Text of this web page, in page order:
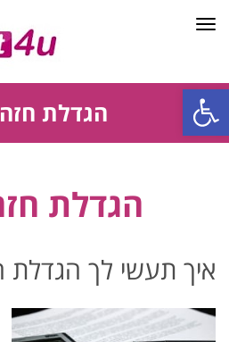
פתח סרגל נגישות
תפריט
הגדלת
הגדלת
איך תעשי לך הגדלת